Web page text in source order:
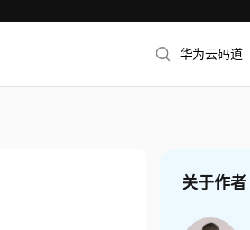
华为云码道
关于作者